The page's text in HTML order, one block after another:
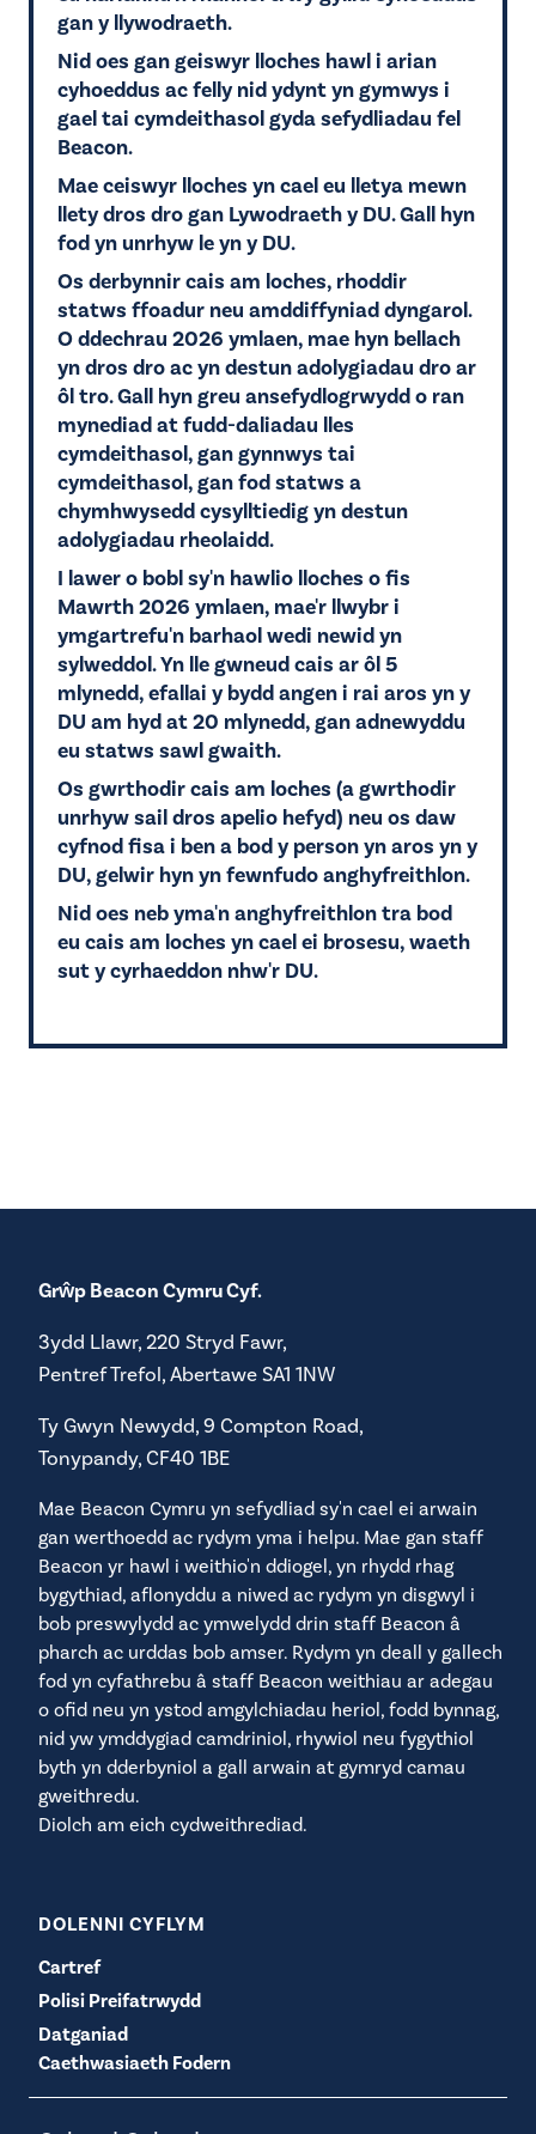
gan y llywodraeth.
Nid oes gan geiswyr lloches hawl i arian
cyhoeddus ac felly nid ydynt yn gymwys i
gael tai cymdeithasol gyda sefydliadau fel
Beacon.
Mae ceiswyr lloches yn cael eu lletya mewn
llety dros dro gan Lywodraeth y DU. Gall hyn
fod yn unrhyw le yn y DU.
Os derbynnir cais am loches, rhoddir
statws ffoadur neu amddiffyniad dyngarol.
O ddechrau 2026 ymlaen, mae hyn bellach
yn dros dro ac yn destun adolygiadau dro ar
ôl tro. Gall hyn greu ansefydlogrwydd o ran
mynediad at fudd-daliadau lles
cymdeithasol, gan gynnwys tai
cymdeithasol, gan fod statws a
chymhwysedd cysylltiedig yn destun
adolygiadau rheolaidd.
I lawer o bobl sy'n hawlio lloches o fis
Mawrth 2026 ymlaen, mae'r llwybr i
ymgartrefu'n barhaol wedi newid yn
sylweddol. Yn lle gwneud cais ar ôl 5
mlynedd, efallai y bydd angen i rai aros yn y
DU am hyd at 20 mlynedd, gan adnewyddu
eu statws sawl gwaith.
Os gwrthodir cais am loches (a gwrthodir
unrhyw sail dros apelio hefyd) neu os daw
cyfnod fisa i ben a bod y person yn aros yn y
DU, gelwir hyn yn fewnfudo anghyfreithlon.
Nid oes neb yma'n anghyfreithlon tra bod
eu cais am loches yn cael ei brosesu, waeth
sut y cyrhaeddon nhw'r DU.
Grŵp Beacon Cymru Cyf.
3ydd Llawr, 220 Stryd Fawr,
Pentref Trefol, Abertawe SA1 1NW
Ty Gwyn Newydd, 9 Compton Road,
Tonypandy, CF40 1BE
Mae Beacon Cymru yn sefydliad sy'n cael ei arwain
gan werthoedd ac rydym yma i helpu. Mae gan staff
Beacon yr hawl i weithio'n ddiogel, yn rhydd rhag
bygythiad, aflonyddu a niwed ac rydym yn disgwyl i
bob preswylydd ac ymwelydd drin staff Beacon â
pharch ac urddas bob amser. Rydym yn deall y gallech
fod yn cyfathrebu â staff Beacon weithiau ar adegau
o ofid neu yn ystod amgylchiadau heriol, fodd bynnag,
nid yw ymddygiad camdriniol, rhywiol neu fygythiol
byth yn dderbyniol a gall arwain at gymryd camau
gweithredu.
Diolch am eich cydweithrediad.
DOLENNI CYFLYM
Cartref
Polisi Preifatrwydd
Datganiad
Caethwasiaeth Fodern